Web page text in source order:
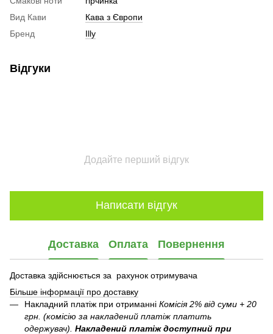
Вид Кави
Кава з Європи
Бренд
Illy
Відгуки
Додайте перший відгук
Написати відгук
Доставка Оплата Повернення
Доставка здійснюється за рахунок отримувача
Більше інформації про доставку
Накладний платіж при отриманні Комісія 2% від суми + 20
грн. (комісію за накладений платіж платить
одержувач). Накладений платіж доступний при